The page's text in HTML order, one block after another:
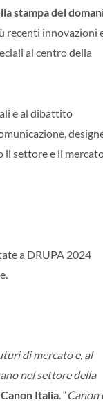
stampa del
recenti innovazioni
al centro della
e al dibattito
settore e il
a DRUPA 2024
di mercato e, al
nel settore della
Italia . “Canon